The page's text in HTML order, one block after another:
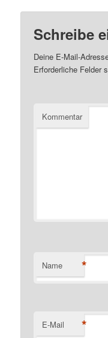
Schreibe
Deine E-Mail-
Erforderliche Felder
Kommentar
Name *
E-Mail *